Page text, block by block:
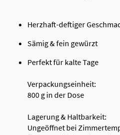
Herzhaft-deftiger
Sämig & fein gewürzt
Perfekt für kalte Tage
Verpackungseinheit:
800 g in der Dose
Lagerung & Haltbarkeit:
Ungeöffnet bei